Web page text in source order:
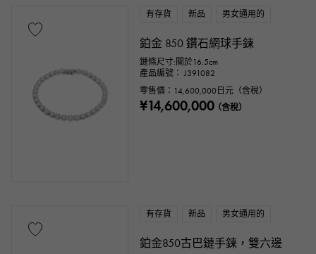
有存貨 新品 男女通用的
鉑金 850 鑽石網球手鍊
鏈條尺寸:關於16.5cm
產品編號： J391082
零售價： 14,600,000 日元（含稅）
¥14,600,000（含稅）
有存貨 新品 男女通用的
鉑金850古巴鏈手鍊，雙六邊